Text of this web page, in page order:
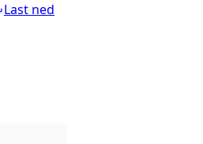
Last ned